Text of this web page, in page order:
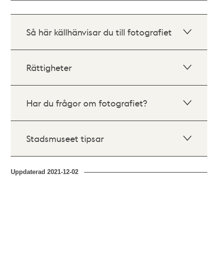
Så här källhänvisar du till fotografiet
Rättigheter
Har du frågor om fotografiet?
Stadsmuseet tipsar
Uppdaterad2021-12-02